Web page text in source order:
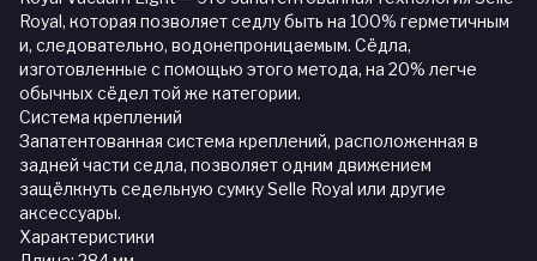
Royal, которая позволяет седлу быть на 100% герметичным
и, следовательно, водонепроницаемым. Сёдла,
изготовленные с помощью этого метода, на 20% легче
обычных сёдел той же категории.
Система креплений
Запатентованная система креплений, расположенная в
задней части седла, позволяет одним движением
защёлкнуть седельную сумку Selle Royal или другие
аксессуары.
Характеристики